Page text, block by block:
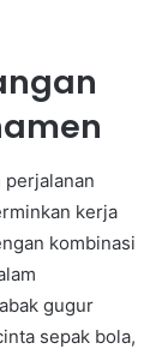
kerja
kombinasi
gugur
sepak bola,